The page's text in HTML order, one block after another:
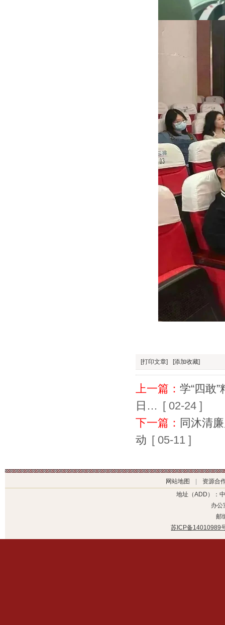
[打印文章] [添加收藏]
上一篇： 学“四敢
日… [ 02-24 ]
下一篇： 同沐清
动 [ 05-11 ]
网站地图
资源合
地址（ADD）：
办公
邮
苏ICP备14010989